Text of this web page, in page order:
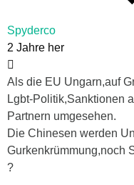
Spyderco
2 Jahre her
Als die EU Ungarn,auf
Lgbt-Politik,Sanktionen
Partnern umgesehen.
Die Chinesen werden
Gurkenkrümmung,noch
?